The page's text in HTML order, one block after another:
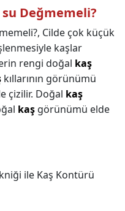
Değmemeli?
Cilde çok küçük
kaşlar
rengi doğal kaş
kıllarının görünümü
çizilir. Doğal kaş
kaş görünümü elde
ile Kaş Kontürü